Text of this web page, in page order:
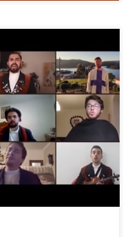
a Afonsina lançou o seu
tema foi escolhido por enaltecer a
sentimos”, refere a Tuna